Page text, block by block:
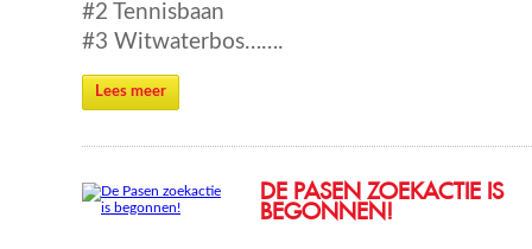
#2 Tennisbaan
#3 Witwaterbos…….
Lees meer
DE PASEN ZOEKACTIE IS
BEGONNEN!